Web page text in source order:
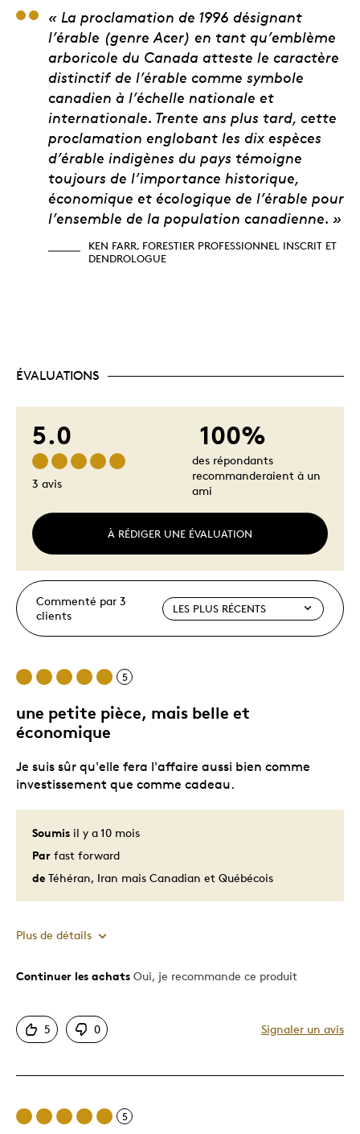
Ken Farr, forestier
« La proclamation de 1996 désignant
l’érable (genre Acer) en tant qu’emblème
arboricole du Canada atteste le caractère
distinctif de l’érable comme symbole
canadien à l’échelle nationale et
internationale. Trente ans plus tard, cette
proclamation englobant les dix espèces
d’érable indigènes du pays témoigne
toujours de l’importance historique,
économique et écologique de l’érable pour
l’ensemble de la population canadienne. »
KEN FARR, FORESTIER PROFESSIONNEL INSCRIT ET
DENDROLOGUE
ÉVALUATIONS
5.0
3 avis
À RÉDIGER UNE ÉVALUATION
100%
des répondants
recommanderaient à un
ami
Commenté par 3
clients
5
une petite pièce, mais belle et
économique
Soumis il y a 10 mois
Par fast forward
de Téhéran, Iran mais Canadian et Québécois
Je suis sûr qu'elle fera l'affaire aussi bien comme
investissement que comme cadeau.
Plus de détails
Le pour
Bonne valeur
Motif attrayant
Très bonne qualité
Continuer les achats Oui, je recommande ce produit
5 0 Signaler un avis
5